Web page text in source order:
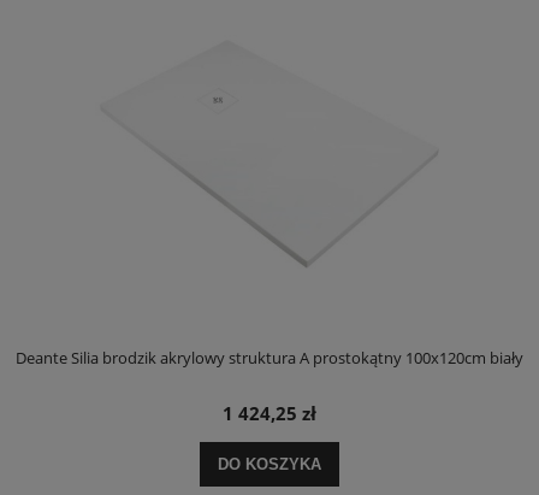
Deante Silia brodzik akrylowy struktura A prostokątny 100x120cm biały
1 424,25 zł
DO KOSZYKA